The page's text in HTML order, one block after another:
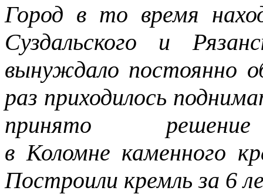
Город в то время
Суздальского и
вынуждало постоянно
раз приходилось
принято
в Коломне каменного
Построили кремль за 6